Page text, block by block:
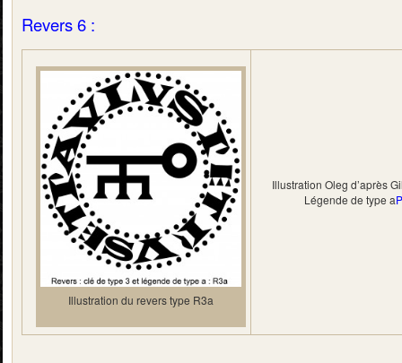
Revers 6 :
Illustration du revers type R3a
Illustration Oleg d’après
Légende de type a